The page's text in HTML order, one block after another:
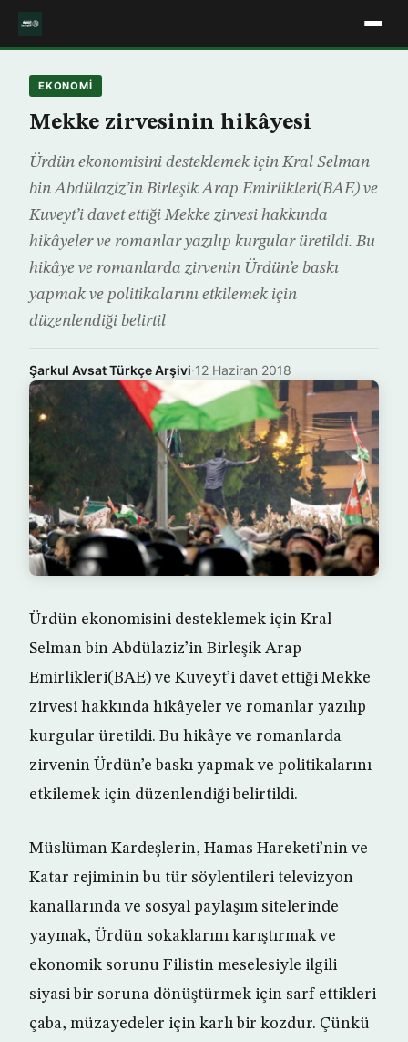
EKONOMİ
Mekke zirvesinin hikâyesi
Ürdün ekonomisini desteklemek için Kral Selman
bin Abdülaziz’in Birleşik Arap Emirlikleri(BAE) ve
Kuveyt’i davet ettiği Mekke zirvesi hakkında
hikâyeler ve romanlar yazılıp kurgular üretildi. Bu
hikâye ve romanlarda zirvenin Ürdün’e baskı
yapmak ve politikalarını etkilemek için
düzenlendiği belirtil
Şarkul Avsat Türkçe Arşivi·12 Haziran 2018
Ürdün ekonomisini desteklemek için Kral
Selman bin Abdülaziz’in Birleşik Arap
Emirlikleri(BAE) ve Kuveyt’i davet ettiği Mekke
zirvesi hakkında hikâyeler ve romanlar yazılıp
kurgular üretildi. Bu hikâye ve romanlarda
zirvenin Ürdün’e baskı yapmak ve politikalarını
etkilemek için düzenlendiği belirtildi.
Müslüman Kardeşlerin, Hamas Hareketi’nin ve
Katar rejiminin bu tür söylentileri televizyon
kanallarında ve sosyal paylaşım sitelerinde
yaymak, Ürdün sokaklarını karıştırmak ve
ekonomik sorunu Filistin meselesiyle ilgili
siyasi bir soruna dönüştürmek için sarf ettikleri
çaba, müzayedeler için karlı bir kozdur. Çünkü